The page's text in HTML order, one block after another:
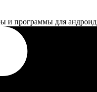
и программы для андроид